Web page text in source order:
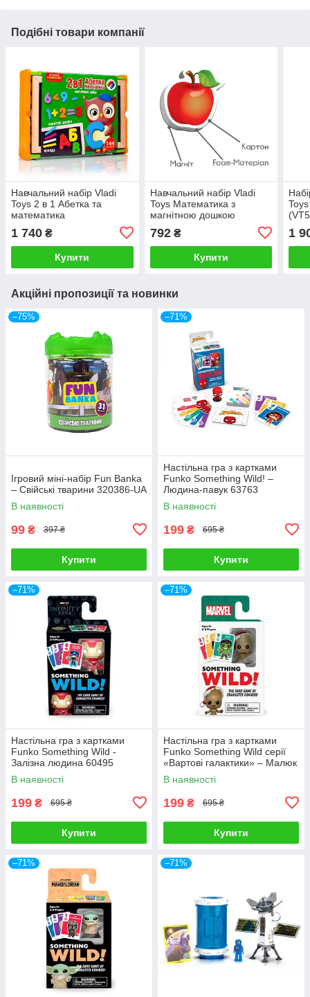
Подібні товари компанії
Навчальний набір Vladi
Toys 2 в 1 Абетка та
математика
1 740 ₴
Купити
Навчальний набір Vladi
Toys Математика з
магнітною дошкою
792₴
Купити
1
Акційні пропозиції та новинки
–75%
Ігровий міні-набір Fun Banka
– Свійські тварини 320386-UA
В наявності
99 ₴ 397 ₴
Купити
–71%
Настільна гра з картками
Funko Something Wild! –
Людина-павук 63763
В наявності
199 ₴ 695 ₴
Купити
–71%
Настільна гра з картками
Funko Something Wild -
Залізна людина 60495
В наявності
199 ₴ 695 ₴
Купити
–71%
Настільна гра з картками
Funko Something Wild серії
«Вартові галактики» – Малюк
Грут 65341
В наявності
199 ₴ 695 ₴
Купити
–71% –71%